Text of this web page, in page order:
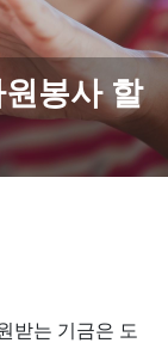
봉사 할
받는 기금은 도